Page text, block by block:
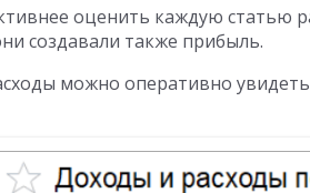
оценить каждую статью
создавали также прибыль.
можно оперативно